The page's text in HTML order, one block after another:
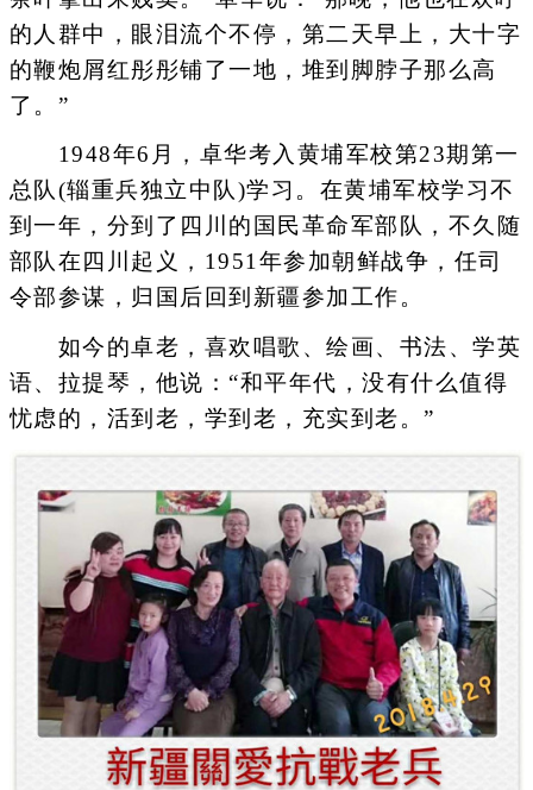
的人群中，眼泪流个不停，第二天早上，大十字
的鞭炮屑红彤彤铺了一地，堆到脚脖子那么高
了。”
1948年6月，卓华考入黄埔军校第23期第一
总队(辎重兵独立中队)学习。在黄埔军校学习不
到一年，分到了四川的国民革命军部队，不久随
部队在四川起义，1951年参加朝鲜战争，任司
令部参谋，归国后回到新疆参加工作。
如今的卓老，喜欢唱歌、绘画、书法、学英
语、拉提琴，他说：“和平年代，没有什么值得
忧虑的，活到老，学到老，充实到老。”